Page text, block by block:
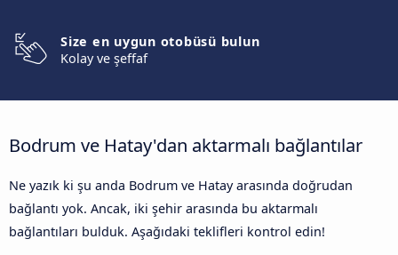
Size en uygun otobüsü bulun
Kolay ve şeffaf
Bodrum ve Hatay'dan aktarmalı bağlantılar
Ne yazık ki şu anda Bodrum ve Hatay arasında doğrudan
bağlantı yok. Ancak, iki şehir arasında bu aktarmalı
bağlantıları bulduk. Aşağıdaki teklifleri kontrol edin!